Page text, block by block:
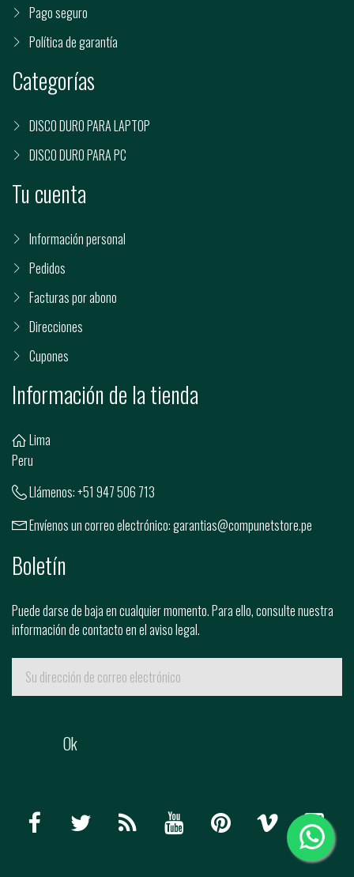
Pago seguro
Política de garantía
Categorías
DISCO DURO PARA LAPTOP
DISCO DURO PARA PC
Tu cuenta
Información personal
Pedidos
Facturas por abono
Direcciones
Cupones
Información de la tienda
Lima
Peru
Llámenos:+51 947 506 713
Envíenos un correo electrónico:garantias@compunetstore.pe
Boletín
Puede darse de baja en cualquier momento. Para ello, consulte nuestra
información de contacto en el aviso legal.